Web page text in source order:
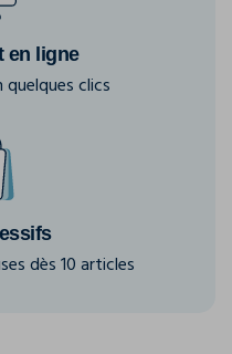
en ligne
quelques clics
dès 10 articles